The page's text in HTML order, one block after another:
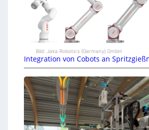
Bild: Jaka Robotics (Germany) GmbH
Integration von Cobots an